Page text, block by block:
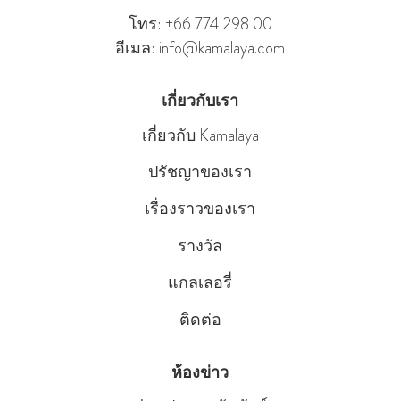
โทร: +66 774 298 00
อีเมล: info@kamalaya.com
เกี่ยวกับเรา
เกี่ยวกับ Kamalaya
ปรัชญาของเรา
เรื่องราวของเรา
รางวัล
แกลเลอรี่
ติดต่อ
ห้องข่าว